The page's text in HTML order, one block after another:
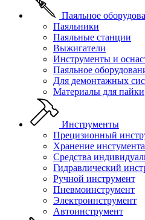
Паяльное
Паяльники
Паяльные станции
Выжигатели
Инструменты и
Паяльное
Для демонтажных
Материалы для пайки
Инструменты
Прецизионный
Хранение инстумента
Средства
Гидравлический
Ручной инструмент
Пневмоинструмент
Электроинструмент
Автоинструмент